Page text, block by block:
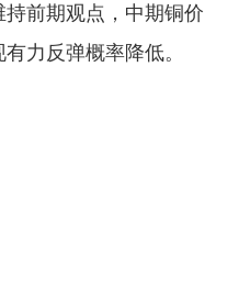
前期观点，中期铜价
力反弹概率降低。